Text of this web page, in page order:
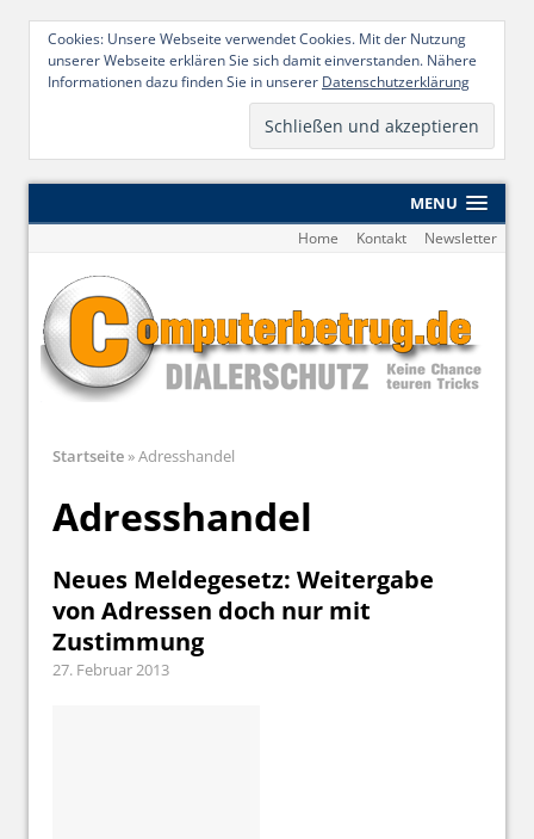
Cookies: Unsere Webseite verwendet Cookies. Mit der Nutzung
unserer Webseite erklären Sie sich damit einverstanden. Nähere
Informationen dazu finden Sie in unserer Datenschutzerklärung
MENU
Home Kontakt Newsletter
Startseite»Adresshandel
Adresshandel
Neues Meldegesetz: Weitergabe
von Adressen doch nur mit
Zustimmung
27. Februar 2013